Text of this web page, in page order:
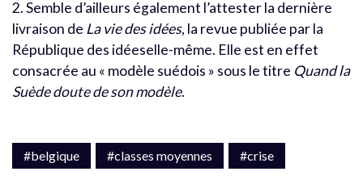
2. Semble d’ailleurs également l’attester la dernière
livraison de La vie des idées, la revue publiée par la
République des idéeselle-même. Elle est en effet
consacrée au « modèle suédois » sous le titre Quand la
Suède doute de son modèle.
#belgique #classes moyennes #crise